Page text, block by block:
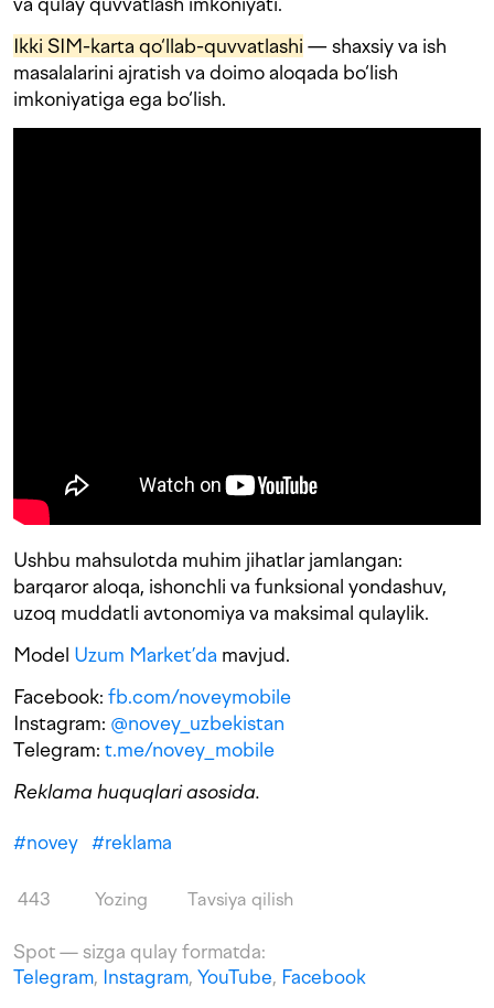
Ikki SIM-karta qo‘llab-quvvatlashi — shaxsiy va ish
masalalarini ajratish va doimo aloqada bo‘lish
imkoniyatiga ega bo‘lish.
Ushbu mahsulotda muhim jihatlar jamlangan:
barqaror aloqa, ishonchli va funksional yondashuv,
uzoq muddatli avtonomiya va maksimal qulaylik.
Model Uzum Market’da mavjud.
Facebook: fb.com/noveymobile
Instagram: @novey_uzbekistan
Telegram: t.me/novey_mobile
Reklama huquqlari asosida.
#novey #reklama
443 Yozing Tavsiya qilish
Spot — sizga qulay formatda:
Telegram, Instagram, YouTube, Facebook